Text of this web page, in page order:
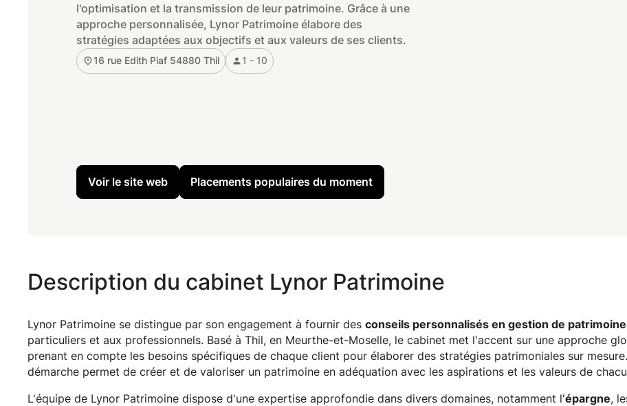
l'optimisation et la transmission de leur patrimoine. Grâce à une
approche personnalisée, Lynor Patrimoine élabore des
stratégies adaptées aux objectifs et aux valeurs de ses clients.​
16 rue Edith Piaf 54880 Thil 1 - 10
Voir le site web Placements populaires du moment
Description du cabinet Lynor Patrimoine
Lynor Patrimoine se distingue par son engagement à fournir des conseils personnalisés en gestion de patrimoine
particuliers et aux professionnels. Basé à Thil, en Meurthe-et-Moselle, le cabinet met l'accent sur une approche
prenant en compte les besoins spécifiques de chaque client pour élaborer des stratégies patrimoniales sur
démarche permet de créer et de valoriser un patrimoine en adéquation avec les aspirations et les valeurs de
L'équipe de Lynor Patrimoine dispose d'une expertise approfondie dans divers domaines, notamment l'épargne,